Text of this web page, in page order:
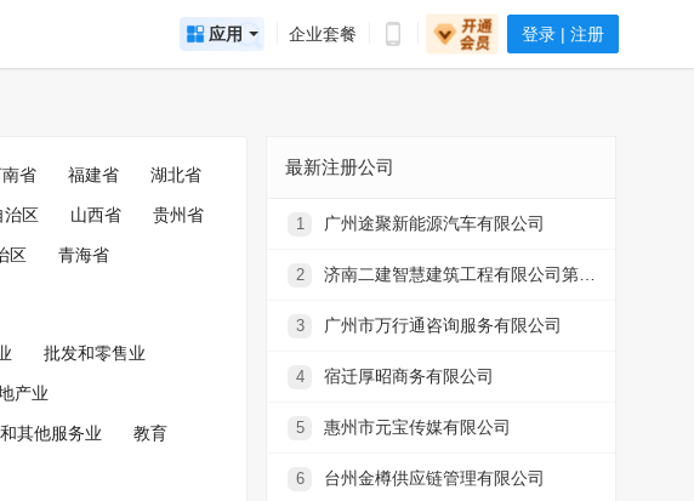
应用 企业套餐 登录 | 注册
省 福建省 湖北省
治区 山西省 贵州省
区 青海省
批发和零售业
产业
其他服务业 教育
最新注册公司
1 广州途聚新能源汽车有限公司
2
3 广州市万行通咨询服务有限公司
4 宿迁厚昭商务有限公司
5 惠州市元宝传媒有限公司
6 台州金樽供应链管理有限公司